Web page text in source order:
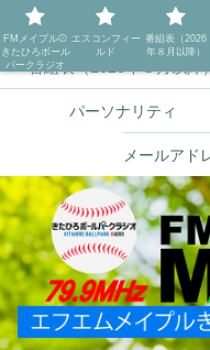
番組表（2026年８月以降）
パーソナリティ
FMメイプル⚾️
きたひろボール
パークラジオ
エスコンフィー
ルド
番組表（2026
年８月以降）